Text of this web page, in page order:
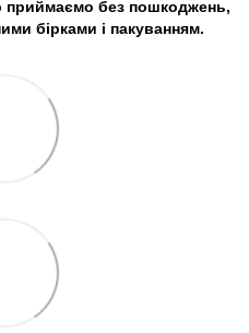
без пошкоджень,
бірками і пакуванням.